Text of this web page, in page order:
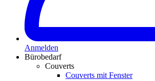
Anmelden
Bürobedarf
Couverts
Couverts mit Fenster